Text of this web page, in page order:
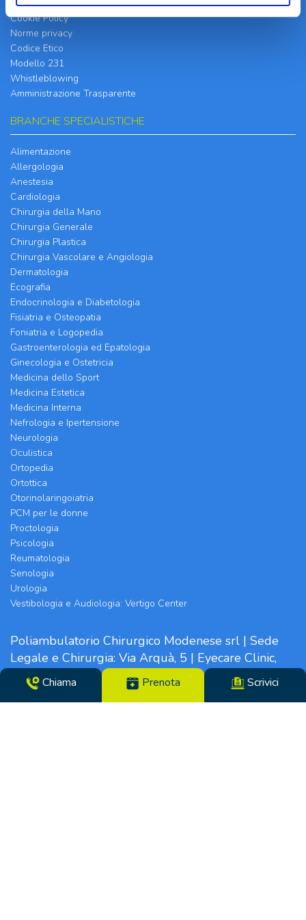
Home Page
Cookie Policy
Norme privacy
Codice Etico
Modello 231
Whistleblowing
Amministrazione Trasparente
BRANCHE SPECIALISTICHE
Alimentazione
Allergologia
Anestesia
Cardiologia
Chirurgia della Mano
Chirurgia Generale
Chirurgia Plastica
Chirurgia Vascolare e Angiologia
Dermatologia
Ecografia
Endocrinologia e Diabetologia
Fisiatria e Osteopatia
Foniatria e Logopedia
Gastroenterologia ed Epatologia
Ginecologia e Ostetricia
Medicina dello Sport
Medicina Estetica
Medicina Interna
Nefrologia e Ipertensione
Neurologia
Oculistica
Ortopedia
Ortottica
Otorinolaringoiatria
PCM per le donne
Proctologia
Psicologia
Reumatologia
Senologia
Urologia
Vestibologia e Audiologia: Vertigo Center
Poliambulatorio Chirurgico Modenese srl | Sede
Legale e Chirurgia: Via Arquà, 5 | Eyecare Clinic,
Vertigo Center e Poliambulatori: Strada Morane
390 | 41125 Modena | Telefono 059.306196 – Fax
Chiama Prenota Scrivici